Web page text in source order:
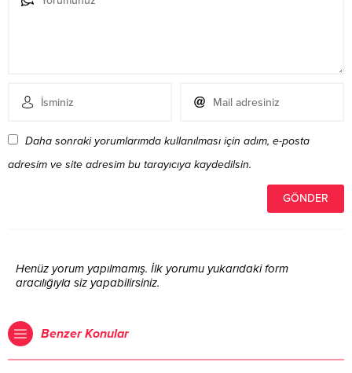
Daha sonraki yorumlarımda kullanılması için adım, e-posta
adresim ve site adresim bu tarayıcıya kaydedilsin.
Henüz yorum yapılmamış. İlk yorumu yukarıdaki form
aracılığıyla siz yapabilirsiniz.
Benzer Konular